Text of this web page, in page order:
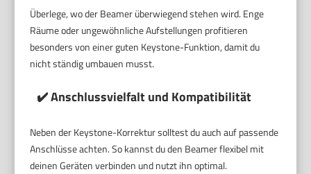
Überlege, wo der Beamer überwiegend stehen wird. Enge
Räume oder ungewöhnliche Aufstellungen profitieren
besonders von einer guten Keystone-Funktion, damit du
nicht ständig umbauen musst.
✔️ Anschlussvielfalt und Kompatibilität
Neben der Keystone-Korrektur solltest du auch auf passende
Anschlüsse achten. So kannst du den Beamer flexibel mit
deinen Geräten verbinden und nutzt ihn optimal.